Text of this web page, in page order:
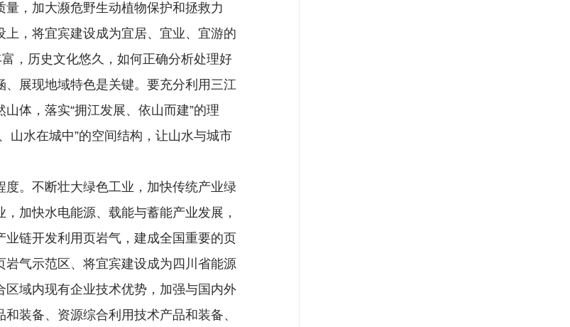
，加大濒危野生动植物保护和拯救力
，将宜宾建设成为宜居、宜业、宜游的
，历史文化悠久，如何正确分析处理好
展现地域特色是关键。要充分利用三江
体，落实“拥江发展、依山而建”的理
山水在城中”的空间结构，让山水与城市
。不断壮大绿色工业，加快传统产业绿
加快水电能源、载能与蓄能产业发展，
链开发利用页岩气，建成全国重要的页
气示范区、将宜宾建设成为四川省能源
域内现有企业技术优势，加强与国内外
装备、资源综合利用技术产品和装备、